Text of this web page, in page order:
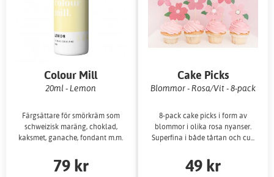
Colour Mill
20ml - Lemon
Färgsättare för smörkräm som
schweizisk maräng, choklad,
kaksmet, ganache, fondant m.m.
79 kr
Cake Picks
Blommor - Rosa/Vit - 8-pack
8-pack cake picks i form av
blommor i olika rosa nyanser.
Superfina i både tårtan och cu...
49 kr